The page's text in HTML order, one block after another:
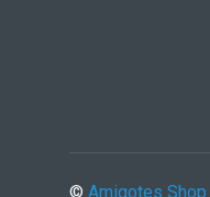
© Amigotes Shop